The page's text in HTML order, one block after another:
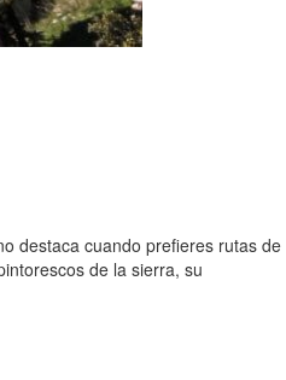
destaca cuando prefieres rutas de
de la sierra, su